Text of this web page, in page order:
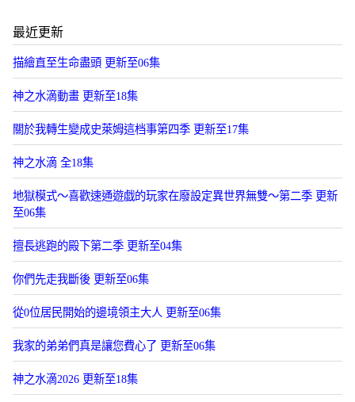
最近更新
描繪直至生命盡頭 更新至06集
神之水滴動畫 更新至18集
關於我轉生變成史萊姆這档事第四季 更新至17集
神之水滴 全18集
地獄模式～喜歡速通遊戯的玩家在廢設定異世界無雙～第二季 更新
至06集
擅長逃跑的殿下第二季 更新至04集
你們先走我斷後 更新至06集
從0位居民開始的邊境領主大人 更新至06集
我家的弟弟們真是讓您費心了 更新至06集
神之水滴2026 更新至18集